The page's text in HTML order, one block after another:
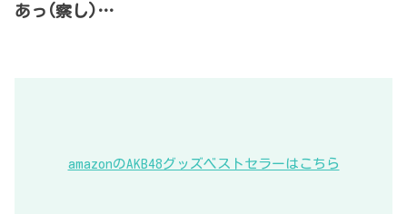
あっ(察し)…
amazonのAKB48グッズベストセラーはこちら